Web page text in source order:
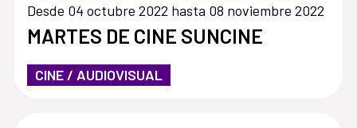
Desde 04 octubre 2022 hasta 08 noviembre 2022
MARTES DE CINE SUNCINE
CINE / AUDIOVISUAL